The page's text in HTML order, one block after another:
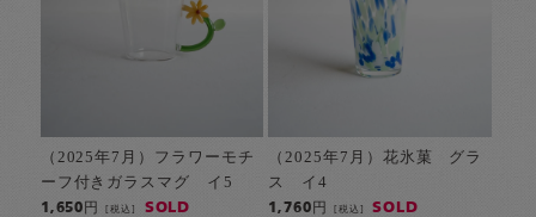
（2025年7月）フラワーモチ
ーフ付きガラスマグ イ5
1,650円[税込] SOLD
（2025年7月）花氷菓 グラ
ス イ4
1,760円 [税込] SOLD